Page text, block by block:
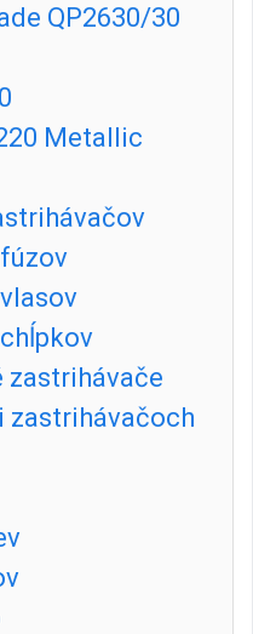
QP2630/30
Metallic
zastrihávače
zastrihávačoch